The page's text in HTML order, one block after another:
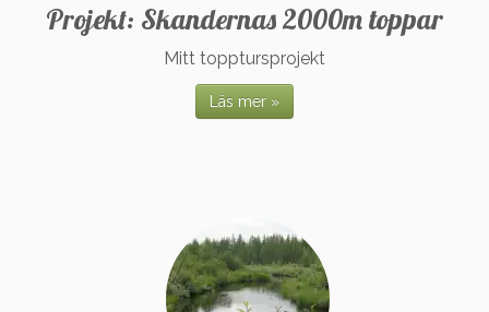
Projekt: Skandernas 2000m toppar
Mitt topptursprojekt
Läs mer »